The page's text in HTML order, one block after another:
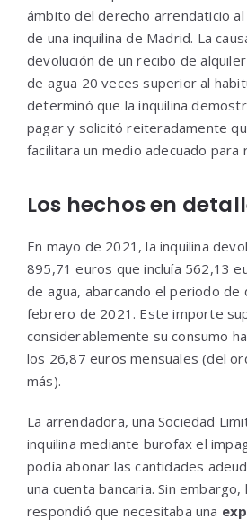
ámbito del derecho arrendaticio al
de una inquilina de Madrid. La
devolución de un recibo de
de agua 20 veces superior al
determinó que la inquilina
pagar y solicitó reiteradamente
facilitara un medio adecuado para
Los hechos en
En mayo de 2021, la inquilina
895,71 euros que incluía 562,13
de agua, abarcando el periodo de
febrero de 2021. Este importe
considerablemente su consumo
los 26,87 euros mensuales (del
más).
La arrendadora, una Sociedad
inquilina mediante burofax el
podía abonar las cantidades
una cuenta bancaria. Sin embargo,
respondió que necesitaba una